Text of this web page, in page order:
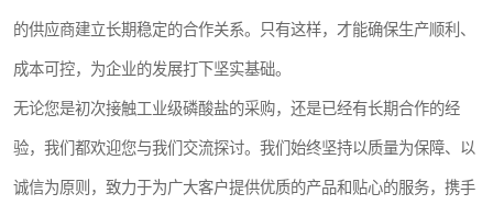
的供应商建立长期稳定的合作关系。只有这样，才能确保生产顺利、
成本可控，为企业的发展打下坚实基础。
无论您是初次接触工业级磷酸盐的采购，还是已经有长期合作的经
验，我们都欢迎您与我们交流探讨。我们始终坚持以质量为保障、以
诚信为原则，致力于为广大客户提供优质的产品和贴心的服务，携手